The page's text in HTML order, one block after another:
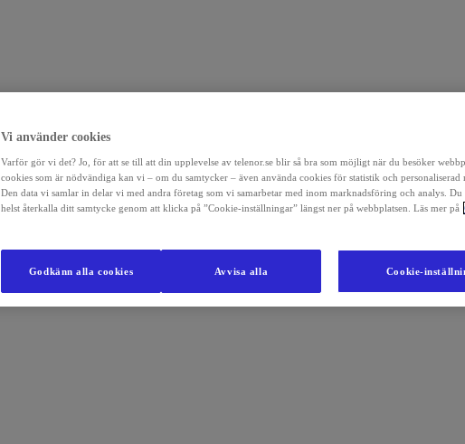
Vi använder cookies
Varför gör vi det? Jo, för att se till att din upplevelse av telenor.se blir så bra som möjligt när du besöker
cookies som är nödvändiga kan vi – om du samtycker – även använda cookies för statistik och personaliserad
Den data vi samlar in delar vi med andra företag som vi samarbetar med inom marknadsföring och analys. Du
helst återkalla ditt samtycke genom att klicka på ”Cookie-inställningar” längst ner på webbplatsen. Läs mer på
Cookie-
Avvisa alla
Godkänn alla cookies